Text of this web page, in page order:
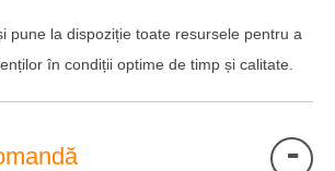
pune la dispoziție toate resursele pentru a
în condiții optime de timp și calitate.